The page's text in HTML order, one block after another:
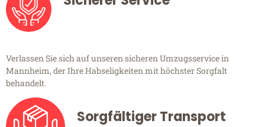
Verlassen Sie sich auf unseren sicheren Umzugsservice in
Mannheim, der Ihre Habseligkeiten mit höchster Sorgfalt
behandelt.
Sorgfältiger Transport